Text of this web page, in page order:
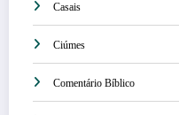
Casais
Ciúmes
Comentário Bíblico